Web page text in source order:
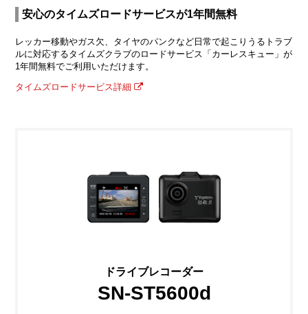
安心のタイムズロードサービスが1年間無料
レッカー移動やガス欠、タイヤのパンクなど日常で起こりうるトラブ
ルに対応するタイムズクラブのロードサービス「カーレスキュー」が
1年間無料でご利用いただけます。
タイムズロードサービス詳細
ドライブレコーダー
SN-ST5600d